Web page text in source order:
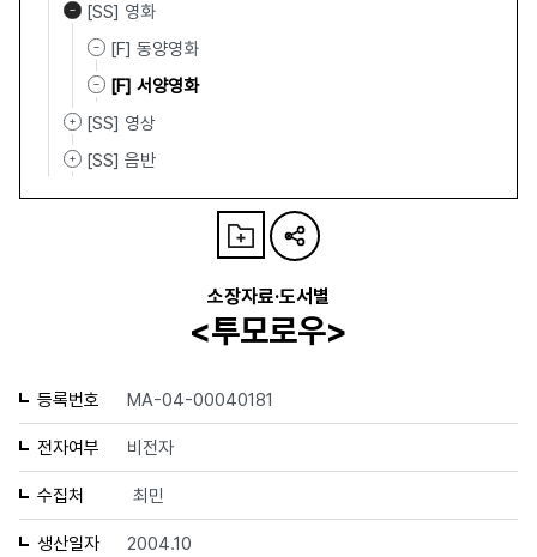
[SS] 영화
[F] 동양영화
[F] 서양영화
[SS] 영상
[SS] 음반
소장자료·도서별
<투모로우>
등록번호 MA-04-00040181
전자여부 비전자
수집처 최민
생산일자 2004.10